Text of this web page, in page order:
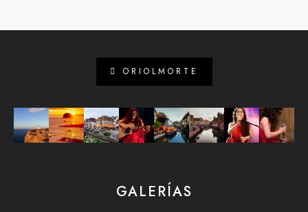
ORIOLMORTE
GALERÍAS